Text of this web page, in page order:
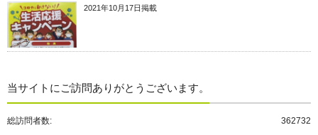
2021年10月17日掲載
当サイトにご訪問ありがとうございます。
362732
総訪問者数: